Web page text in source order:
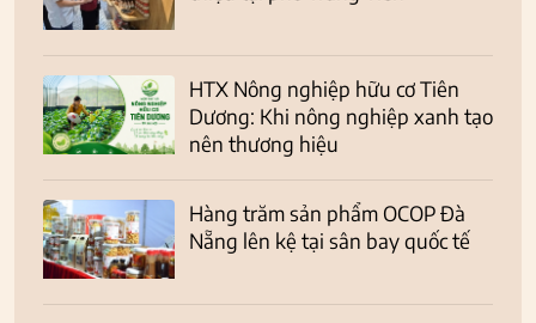
HTX Nông nghiệp hữu cơ Tiên
Dương: Khi nông nghiệp xanh tạo
nên thương hiệu
Hàng trăm sản phẩm OCOP Đà
Nẵng lên kệ tại sân bay quốc tế